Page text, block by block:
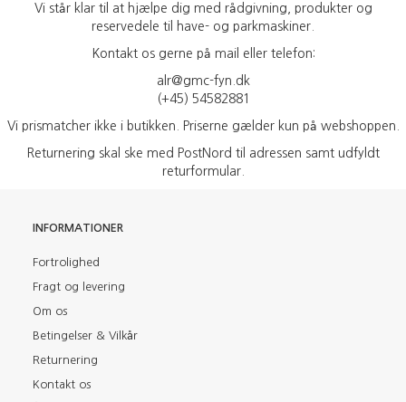
Vi står klar til at hjælpe dig med rådgivning, produkter og
reservedele til have- og parkmaskiner.
Kontakt os gerne på mail eller telefon:
alr@gmc-fyn.dk
(+45) 54582881
Vi prismatcher ikke i butikken. Priserne gælder kun på webshoppen.
Returnering skal ske med PostNord til adressen samt udfyldt
returformular.
INFORMATIONER
Fortrolighed
Fragt og levering
Om os
Betingelser & Vilkår
Returnering
Kontakt os